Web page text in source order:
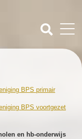
BPS primair
BPS voortgezet
en hb-onderwijs